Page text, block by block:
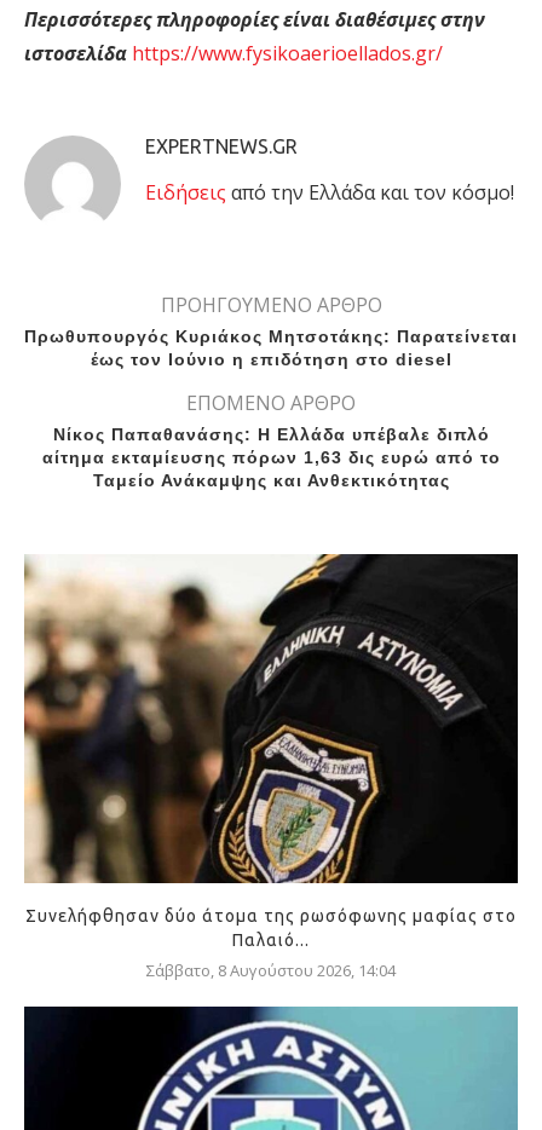
Περισσότερεςπληροφορίες είναι διαθέσιµες στην
ιστοσελίδα https://www.fysikoaerioellados.gr/
EXPERTNEWS.GR
Eιδήσεις από την Ελλάδα και τον κόσμο!
ΠΡΟΗΓΟΥΜΕΝΟ ΑΡΘΡΟ
Πρωθυπουργός Κυριάκος Μητσοτάκης: Παρατείνεται
έως τον Ιούνιο η επιδότηση στο diesel
ΕΠΟΜΕΝΟ ΑΡΘΡΟ
Νίκος Παπαθανάσης: Η Ελλάδα υπέβαλε διπλό
αίτημα εκταμίευσης πόρων 1,63 δις ευρώ από το
Ταμείο Ανάκαμψης και Ανθεκτικότητας
Συνελήφθησαν δύο άτομα της ρωσόφωνης μαφίας στο
Παλαιό...
Σάββατο, 8 Αυγούστου 2026, 14:04